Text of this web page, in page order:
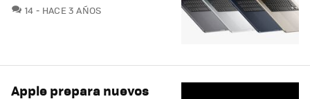
14 COMENTARIOS
HACE 3 AÑOS
Apple prepara nuevos